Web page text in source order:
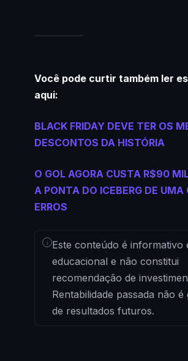
Você pode curtir também ler
aqui:
BLACK FRIDAY DEVE TER OS
DESCONTOS DA HISTÓRIA
O GOL AGORA CUSTA R$90
A PONTA DO ICEBERG DE UMA
ERROS
i Este conteúdo é informativo
educacional e não constitui
recomendação de
Rentabilidade passada não é
de resultados futuros.